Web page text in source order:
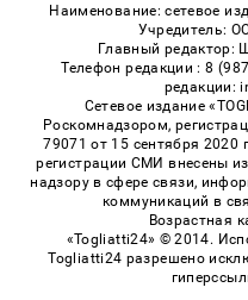
Наименование: сетевое
Учредитель:
Главный редактор:
Телефон редакции : 8
редакции:
Сетевое издание
Роскомнадзором,
79071 от 15 сентября 2020
регистрации СМИ внесены
надзору в сфере связи,
коммуникаций в
Возрастная
«Togliatti24» © 2014.
Togliatti24 разрешено